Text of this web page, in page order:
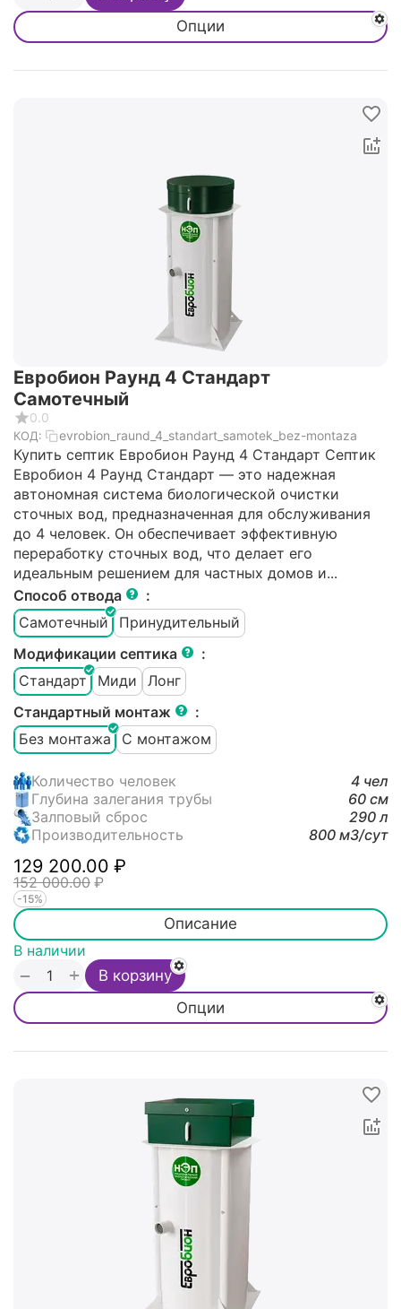
Опции
Евробион Раунд 4 Стандарт
Самотечный
0.0
КОД: evrobion_raund_4_standart_samotek_bez-montaza
Купить септик Евробион Раунд 4 Стандарт Септик
Евробион 4 Раунд Стандарт — это надежная
автономная система биологической очистки
сточных вод, предназначенная для обслуживания
до 4 человек. Он обеспечивает эффективную
переработку сточных вод, что делает его
идеальным решением для частных домов и...
Способ отвода
:
Самотечный
Принудительный
Модификации септика
:
Стандарт
Миди
Лонг
Стандартный монтаж
:
Без монтажа
С монтажом
Количество человек
4 чел
Глубина залегания трубы
60 см
Залповый сброс
290 л
Производительность
800 м3/cут
129 200.00 ₽
152 000.00 ₽
-15%
Описание
Опции
В наличии
+
− В корзину